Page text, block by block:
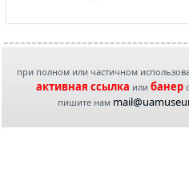
при полном или частичном
активная ссылка или банер
пишите нам